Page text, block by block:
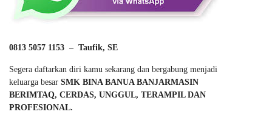
0813 5057 1153 – Taufik, SE
Segera daftarkan diri kamu sekarang dan bergabung menjadi
keluarga besar SMK BINA BANUA BANJARMASIN
BERIMTAQ, CERDAS, UNGGUL, TERAMPIL DAN
PROFESIONAL.